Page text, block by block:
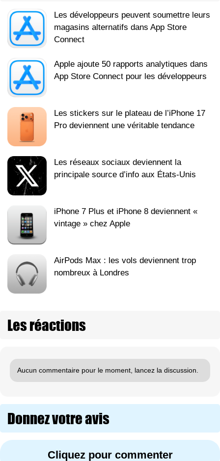
Les développeurs peuvent soumettre leurs
magasins alternatifs dans App Store
Connect
Apple ajoute 50 rapports analytiques dans
App Store Connect pour les développeurs
Les stickers sur le plateau de l’iPhone 17
Pro deviennent une véritable tendance
Les réseaux sociaux deviennent la
principale source d’info aux États‑Unis
iPhone 7 Plus et iPhone 8 deviennent «
vintage » chez Apple
AirPods Max : les vols deviennent trop
nombreux à Londres
Les réactions
Aucun commentaire pour le moment, lancez la discussion.
Donnez votre avis
Cliquez pour commenter